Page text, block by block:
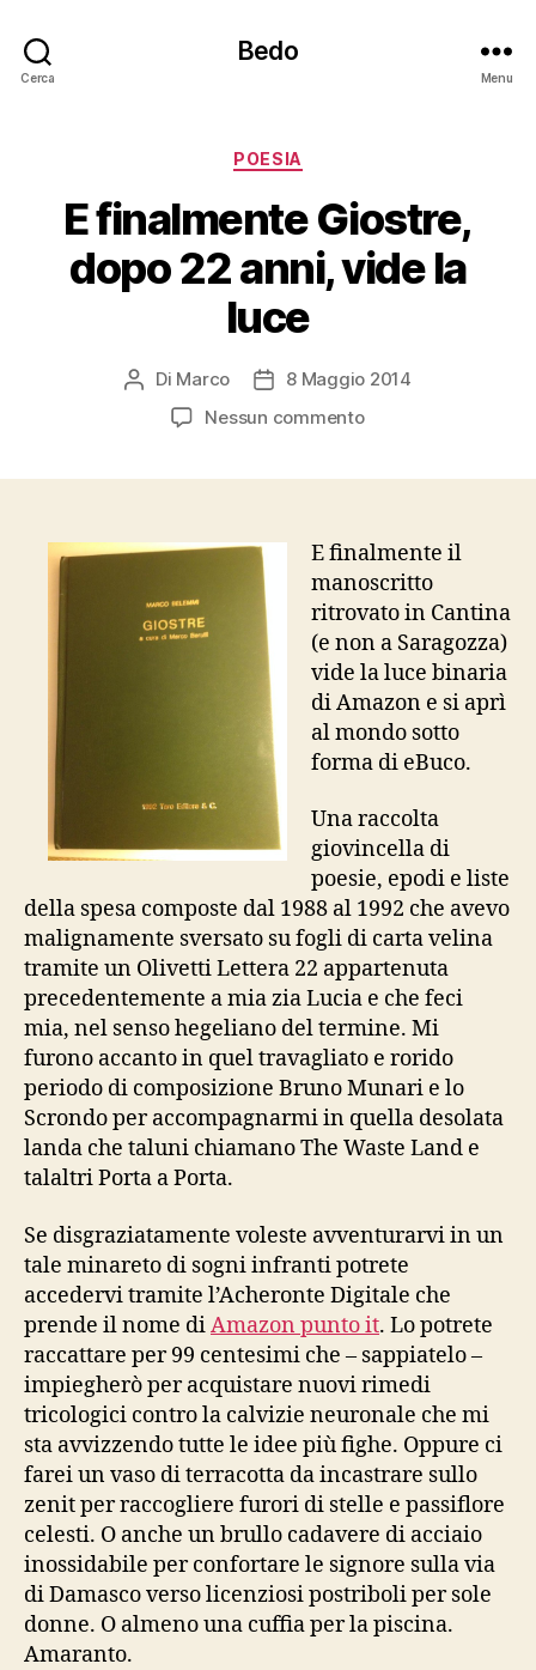
Cerca
Bedo
Menu
Categorie
POESIA
E finalmente Giostre,
dopo 22 anni, vide la
luce
Autore
articolo
Di Marco
Data8 Maggio 2014
Nessun commentosu
22
anni,
la
luce
E finalmente il
manoscritto
ritrovato in Cantina
(e non a Saragozza)
vide la luce binaria
di Amazon e si aprì
al mondo sotto
forma di eBuco.
Una raccolta
giovincella di
poesie, epodi e liste
della spesa composte dal 1988 al 1992 che avevo
malignamente sversato su fogli di carta velina
tramite un Olivetti Lettera 22 appartenuta
precedentemente a mia zia Lucia e che feci
mia, nel senso hegeliano del termine. Mi
furono accanto in quel travagliato e rorido
periodo di composizione Bruno Munari e lo
Scrondo per accompagnarmi in quella desolata
landa che taluni chiamano The Waste Land e
talaltri Porta a Porta.
Se disgraziatamente voleste avventurarvi in un
tale minareto di sogni infranti potrete
accedervi tramite l’Acheronte Digitale che
prende il nome diAmazon punto it. Lo potrete
raccattare per 99 centesimi che – sappiatelo –
impiegherò per acquistare nuovi rimedi
tricologici contro la calvizie neuronale che mi
sta avvizzendo tutte le idee più fighe. Oppure ci
farei un vaso di terracotta da incastrare sullo
zenit per raccogliere furori di stelle e passiflore
celesti. O anche un brullo cadavere di acciaio
inossidabile per confortare le signore sulla via
di Damasco verso licenziosi postriboli per sole
donne. O almeno una cuffia per la piscina.
Amaranto.